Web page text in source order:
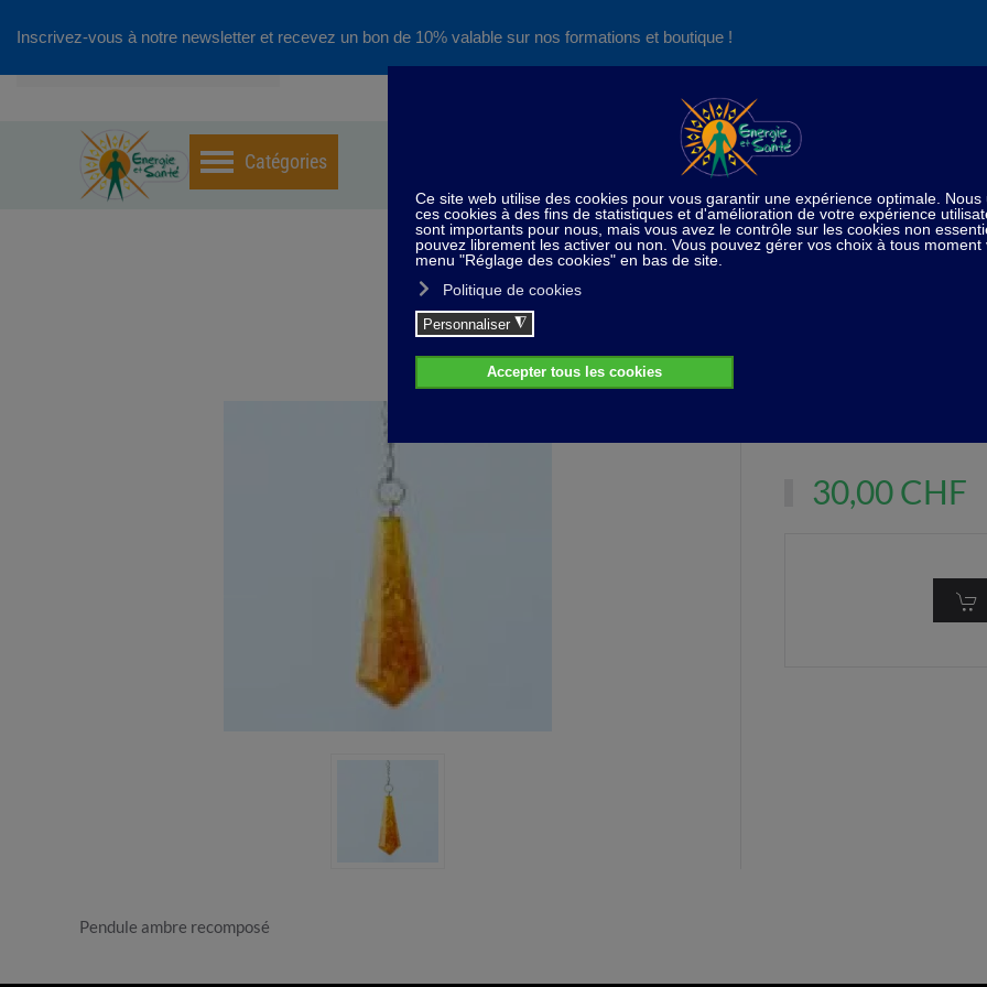
Inscrivez-vous à notre newsletter et recevez un bon de 10% valable sur nos formations et boutique !
Nos produits succès
Découvrez aussi notre site de
consultations et de formations
Home Radiesthésie Pendule à bâton hexagonal ambre
Pendule à bâton hexagonal ambre
30,00 CHF
Pendule ambre recomposé